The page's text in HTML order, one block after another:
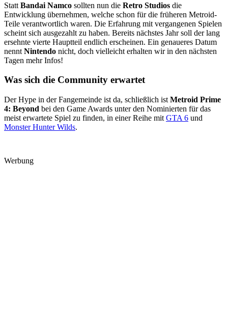
Statt Bandai Namco sollten nun die Retro Studios die
Entwicklung übernehmen, welche schon für die früheren Metroid-
Teile verantwortlich waren. Die Erfahrung mit vergangenen Spielen
scheint sich ausgezahlt zu haben. Bereits nächstes Jahr soll der lang
ersehnte vierte Hauptteil endlich erscheinen. Ein genaueres Datum
nennt Nintendo nicht, doch vielleicht erhalten wir in den nächsten
Tagen mehr Infos!
Was sich die Community erwartet
Der Hype in der Fangemeinde ist da, schließlich ist Metroid Prime
4: Beyond bei den Game Awards unter den Nominierten für das
meist erwartete Spiel zu finden, in einer Reihe mit GTA 6 und
Monster Hunter Wilds.
Werbung